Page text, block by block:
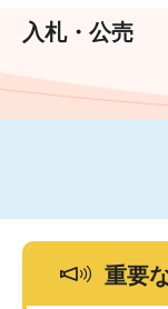
文
入札・公売
重要